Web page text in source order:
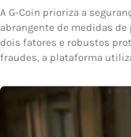
A G-Coin prioriza a
abrangente de medidas
dois fatores e robustos
fraudes, a plataforma